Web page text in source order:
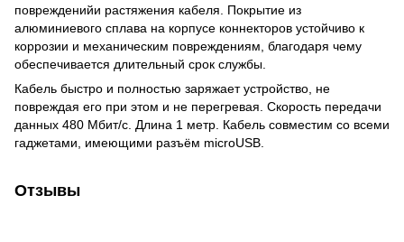
поврежденийи растяжения кабеля. Покрытие из
алюминиевого сплава на корпусе коннекторов устойчиво к
коррозии и механическим повреждениям, благодаря чему
обеспечивается длительный срок службы.
Кабель быстро и полностью заряжает устройство, не
повреждая его при этом и не перегревая. Скорость передачи
данных 480 Мбит/с. Длина 1 метр. Кабель совместим со всеми
гаджетами, имеющими разъём microUSB.
Отзывы